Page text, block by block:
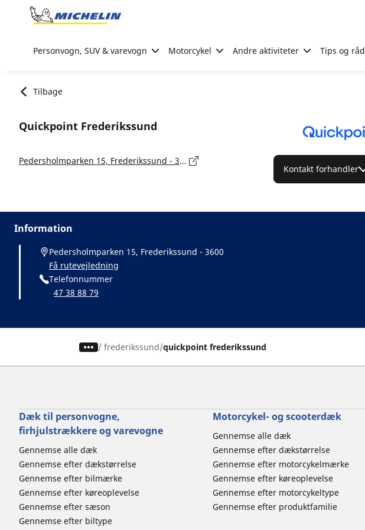
Go to page content
Personvogn, SUV & varevogn Motorcykel Andre aktiviteter Tips og råd
Tilbage
Quickpoint Frederikssund
Pedersholmparken 15, Frederikssund - 3600
Kontakt forhandler
Information
Pedersholmparken 15, Frederikssund - 3600
Få rutevejledning
Telefonnummer
47 38 88 79
/ frederikssund quickpoint frederikssund
Dæk til personvogne,
firhjulstrækkere og varevogne
Gennemse alle dæk
Gennemse efter dækstørrelse
Gennemse efter bilmærke
Gennemse efter køreoplevelse
Gennemse efter sæson
Gennemse efter biltype
Motorcykel- og scooterdæk
Gennemse alle dæk
Gennemse efter dækstørrelse
Gennemse efter motorcykelmærke
Gennemse efter køreoplevelse
Gennemse efter motorcykeltype
Gennemse efter produktfamilie